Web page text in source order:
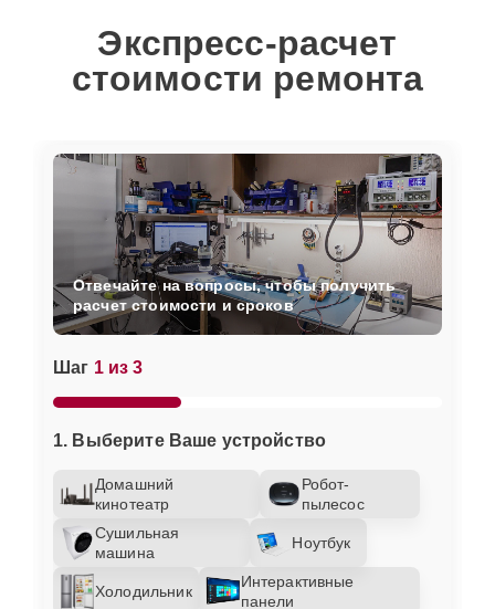
Экспресс-расчет
стоимости ремонта
Шаг 1 из 3
1. Выберите Ваше устройство
Домашний
кинотеатр
Робот-
пылесос
Сушильная
машина
Ноутбук
Холодильник
Интерактивные
панели
Отвечайте на вопросы, чтобы получить
расчет стоимости и сроков